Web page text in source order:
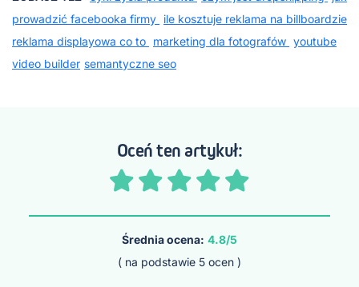
prowadzić facebooka firmy ile kosztuje reklama na billboardzie
reklama displayowa co to marketing dla fotografów youtube
video builder semantyczne seo
Oceń ten artykuł:
Średnia ocena: 4.8/5
( na podstawie 5 ocen )